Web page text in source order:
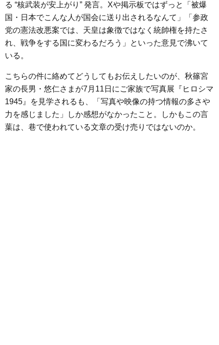
e
b
o
o
t
t
e
r
e
e
n
a
i
s
e
n
g
r
る “核武装が安上がり” 発言。Xや掲示板ではずっと「被爆
国・日本でこんな人が国会に送り出されるなんて」「参政
党の憲法改悪案では、天皇は象徴ではなく統帥権を持たさ
れ、戦争をする国に変わるだろう」といった意見で沸いて
いる。
こちらの件に絡めてどうしてもお伝えしたいのが、秋篠宮
家の長男・悠仁さまが7月11日にご家族で写真展『ヒロシマ
1945』を見学されるも、「写真や映像の持つ情報の多さや
力を感じました」しか感想がなかったこと。しかもこの言
葉は、巷で使われている文章の受け売りではないのか。